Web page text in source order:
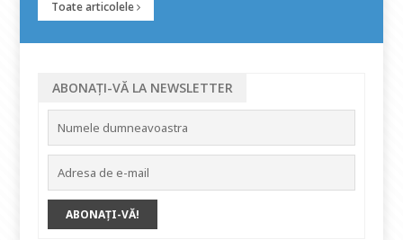
Toate articolele
ABONAȚI-VĂ LA NEWSLETTER